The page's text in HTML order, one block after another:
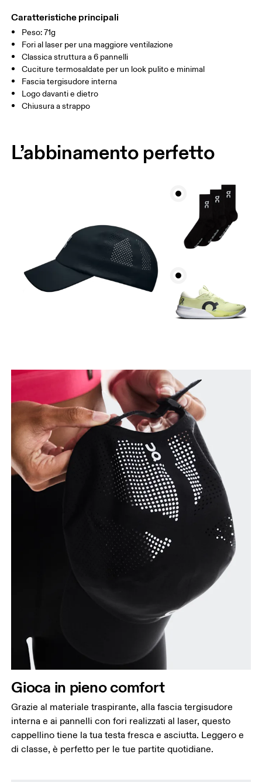
GUIDA ALLE TAGLIE - CAPPELLINI
CIRCONFERENZA TESTA
Scorri in orizzontale per visualizzare la tabella
Circonferenza testa
Partendo dalla fronte e tenendo il metro da sarta
parallelo al pavimento, misura la circonferenza
della testa.
Polyester 100%.
Paese d'origine
Cina
Caratteristiche principali
Peso: 71g
Fori al laser per una maggiore ventilazione
Classica struttura a 6 pannelli
Cuciture termosaldate per un look pulito e minimal
Fascia tergisudore interna
Logo davanti e dietro
Chiusura a strappo
L’abbinamento perfetto
Gioca in pieno comfort
Grazie al materiale traspirante, alla fascia tergisudore
interna e ai pannelli con fori realizzati al laser, questo
cappellino tiene la tua testa fresca e asciutta. Leggero e
di classe, è perfetto per le tue partite quotidiane.